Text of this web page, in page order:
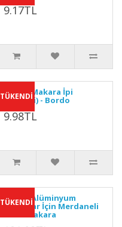
9.17TL
TÜKENDİ
Zıpkın Makara İpi
(Metreli) - Bordo
9.98TL
TÜKENDİ
Apnea Alüminyum
Zıpkınlar İçin Merdaneli
Krom Makara